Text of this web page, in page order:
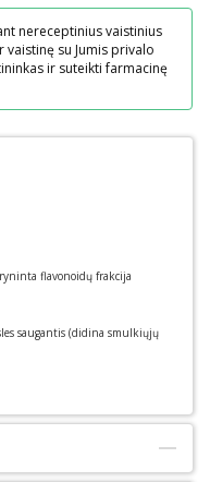
nereceptinius vaistinius
su Jumis privalo
ir suteikti farmacinę
flavonoidų frakcija
saugantis (didina smulkiųjų